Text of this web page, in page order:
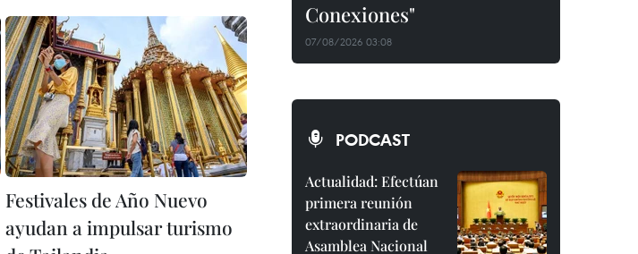
Festivales de Año Nuevo
ayudan a impulsar turismo
Conexiones"
07/08/2026 03:08
PODCAST
Actualidad: Efectúan
primera reunión
extraordinaria de
Asamblea Nacional